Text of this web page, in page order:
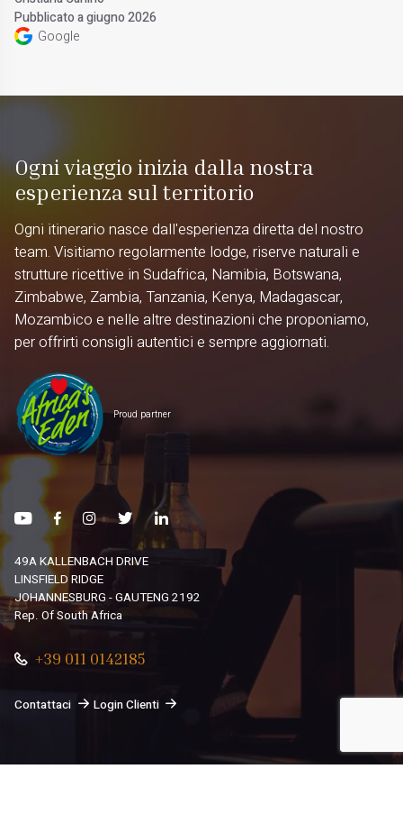
Pubblicato a giugno 2026
Google
Ogni viaggio inizia dalla nostra
esperienza sul territorio
Ogni itinerario nasce dall'esperienza diretta del nostro
team. Visitiamo regolarmente lodge, riserve naturali e
strutture ricettive in Sudafrica, Namibia, Botswana,
Zimbabwe, Zambia, Tanzania, Kenya, Madagascar,
Mozambico e nelle altre destinazioni che proponiamo,
per offrirti consigli autentici e sempre aggiornati.
Proud partner
49A KALLENBACH DRIVE
LINSFIELD RIDGE
JOHANNESBURG - GAUTENG 2192
Rep. Of South Africa
+39 011 0142185
Contattaci Login Clienti